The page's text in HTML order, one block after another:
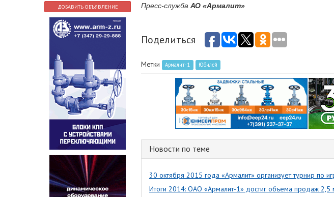
ДОБАВИТЬ ОБЪЯВЛЕНИЕ Пресс-служба АО «Армалит»
Поделиться
Метки Армалит-1 Юбилей
Новости по теме
30 октября 2015 года «Армалит» организует турнир по
Итоги 2014: ОАО «Армалит-1» достиг объема продаж 2,5